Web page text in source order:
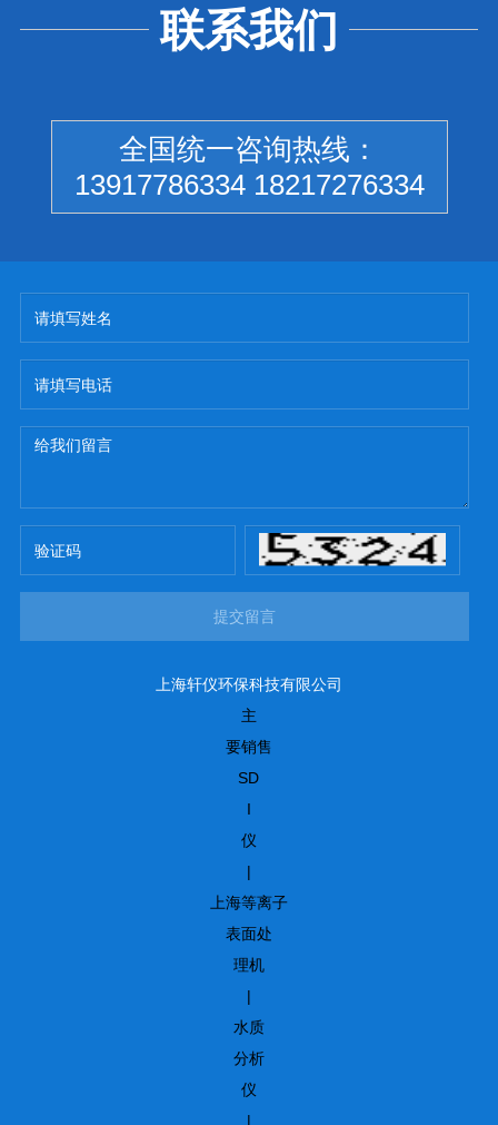
联系我们
全国统一咨询热线：
13917786334 18217276334
提交留言
上海轩仪环保科技有限公司
主
要销售
SD
I
仪
|
上海等离子
表面处
理机
|
水质
分析
仪
|